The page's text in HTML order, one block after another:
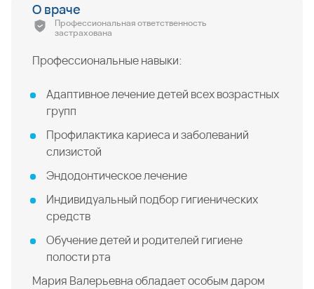
О враче
Профессиональная ответственность
застрахована
Профессиональные навыки:
Адаптивное лечение детей всех возрастных
групп
Профилактика кариеса и заболеваний
слизистой
Эндодонтическое лечение
Индивидуальный подбор гигиенических
средств
Обучение детей и родителей гигиене
полости рта
Мария Валерьевна обладает особым даром